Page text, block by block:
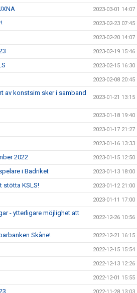
2023-03-01 14:07
2023-02-23 07:45
2023-02-20 14:07
2023-02-19 15:46
2023-02-15 16:30
2023-02-08 20:45
av konstsim sker i samband
2023-01-21 13:15
2023-01-18 19:40
2023-01-17 21:27
2023-01-16 13:33
2022 2023-01-15 12:50
i Badriket 2023-01-13 18:00
stötta KSLS! 2023-01-12 21:00
2023-01-11 17:00
- ytterligare möjlighet att
2022-12-26 10:56
Skåne! 2022-12-21 16:15
2022-12-15 15:54
2022-12-13 12:26
2022-12-01 15:55